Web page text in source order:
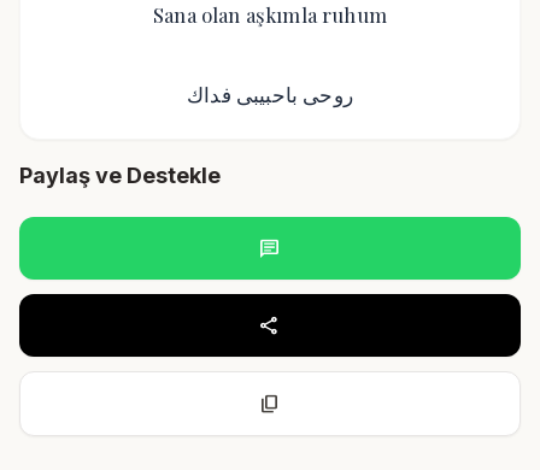
Sana olan aşkımla ruhum
روحى باحبيبى فداك
Paylaş ve Destekle
chat
share
content_copy